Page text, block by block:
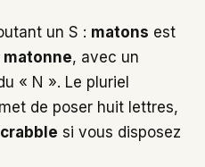
un S : matons est
matonne, avec un
« N ». Le pluriel
de poser huit lettres,
si vous disposez